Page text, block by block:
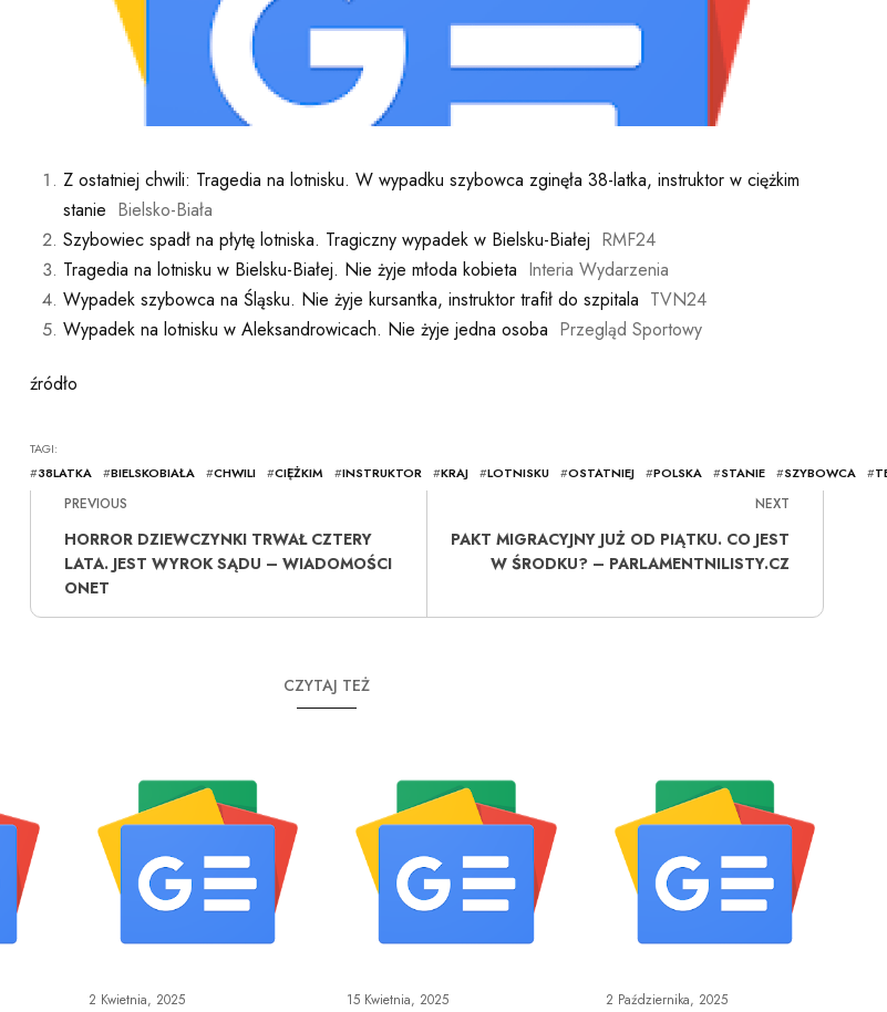
Z ostatniej chwili: Tragedia na lotnisku. W wypadku szybowca zginęła 38-latka, instruktor w ciężkim
stanie Bielsko-Biała
Szybowiec spadł na płytę lotniska. Tragiczny wypadek w Bielsku-Białej RMF24
Tragedia na lotnisku w Bielsku-Białej. Nie żyje młoda kobieta Interia Wydarzenia
Wypadek szybowca na Śląsku. Nie żyje kursantka, instruktor trafił do szpitala TVN24
Wypadek na lotnisku w Aleksandrowicach. Nie żyje jedna osoba Przegląd Sportowy
źródło
TAGI:
#38LATKA #BIELSKOBIAŁA #CHWILI #CIĘŻKIM #INSTRUKTOR #KRAJ #LOTNISKU #OSTATNIEJ #POLSKA #STANIE #SZYBOWCA #
PREVIOUS
HORROR DZIEWCZYNKI TRWAŁ CZTERY
LATA. JEST WYROK SĄDU – WIADOMOŚCI
ONET
NEXT
PAKT MIGRACYJNY JUŻ OD PIĄTKU. CO JEST
W ŚRODKU? – PARLAMENTNILISTY.CZ
CZYTAJ TEŻ
2 Kwietnia, 2025 15 Kwietnia, 2025 2 Października, 2025